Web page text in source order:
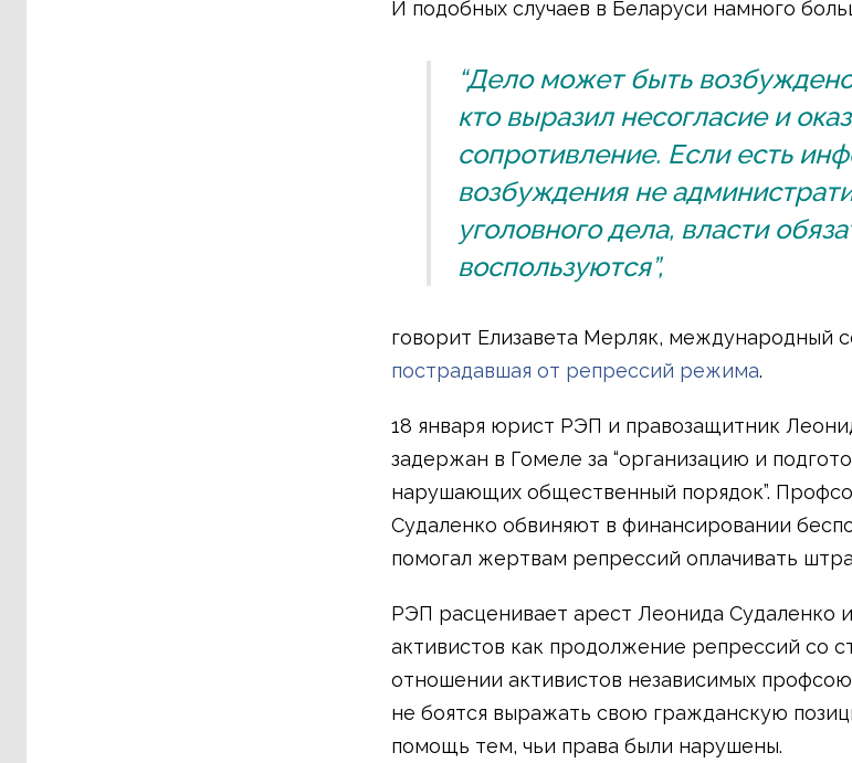
И подобных случаев в Беларуси намного
“Дело может быть
кто выразил несогласие и
сопротивление. Если есть
возбуждения не
уголовного дела, власти
воспользуются”,
говорит Елизавета Мерляк, международный
пострадавшая от репрессий режима.
18 января юрист РЭП и правозащитник
задержан в Гомеле за “организацию и
нарушающих общественный порядок”.
Судаленко обвиняют в финансировании
помогал жертвам репрессий оплачивать
РЭП расценивает арест Леонида Судаленко
активистов как продолжение репрессий со
отношении активистов независимых
не боятся выражать свою гражданскую
помощь тем, чьи права были нарушены.